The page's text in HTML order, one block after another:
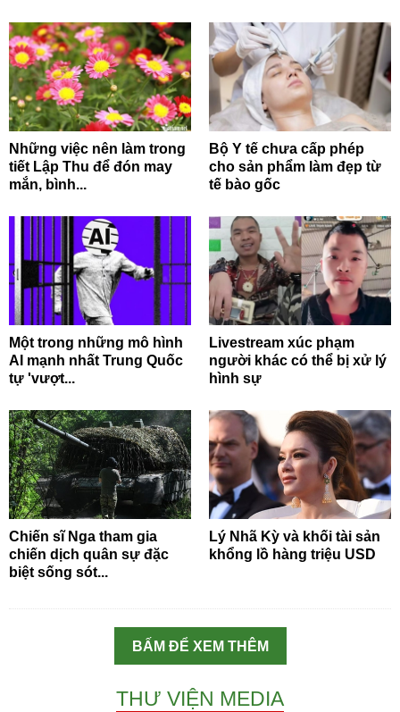
Những việc nên làm trong
tiết Lập Thu để đón may
mắn, bình...
Bộ Y tế chưa cấp phép
cho sản phẩm làm đẹp từ
tế bào gốc
Một trong những mô hình
AI mạnh nhất Trung Quốc
tự 'vượt...
Livestream xúc phạm
người khác có thể bị xử lý
hình sự
Chiến sĩ Nga tham gia
chiến dịch quân sự đặc
biệt sống sót...
Lý Nhã Kỳ và khối tài sản
khổng lồ hàng triệu USD
BẤM ĐỂ XEM THÊM
THƯ VIỆN MEDIA